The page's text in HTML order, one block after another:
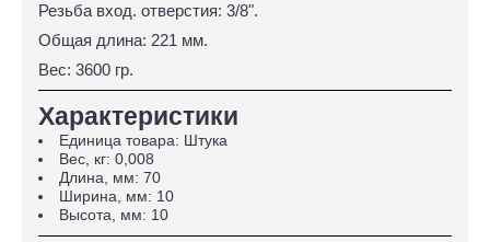
Резьба вход. отверстия: 3/8".
Общая длина: 221 мм.
Вес: 3600 гр.
Характеристики
Единица товара: Штука
Вес, кг: 0,008
Длина, мм: 70
Ширина, мм: 10
Высота, мм: 10